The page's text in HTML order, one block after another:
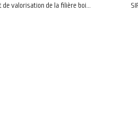
valorisation de la filière bois